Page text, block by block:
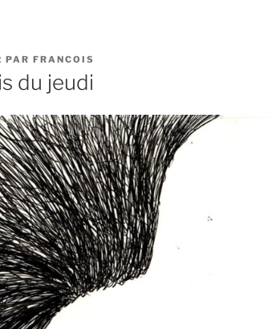
PAR FRANCOIS
du jeudi